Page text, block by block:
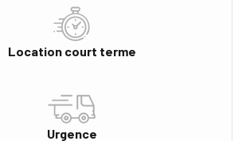
Location court terme
Urgence